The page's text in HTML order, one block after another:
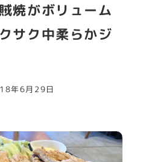
焼がボリューム
サク中柔らかジ
年6月29日